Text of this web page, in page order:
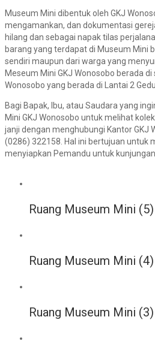
Museum Mini dibentuk oleh GKJ
mengamankan, dan dokumentasi
hilang dan sebagai napak tilas
barang yang terdapat di Museum Mini
sendiri maupun dari warga yang
Meseum Mini GKJ Wonosobo berada
Wonosobo yang berada di Lantai 2
Bagi Bapak, Ibu, atau Saudara yang
Mini GKJ Wonosobo untuk melihat
janji dengan menghubungi Kantor GKJ
(0286) 322158. Hal ini bertujuan untuk
menyiapkan Pemandu untuk
Ruang Museum Mini (5)
Ruang Museum Mini (4)
Ruang Museum Mini (3)